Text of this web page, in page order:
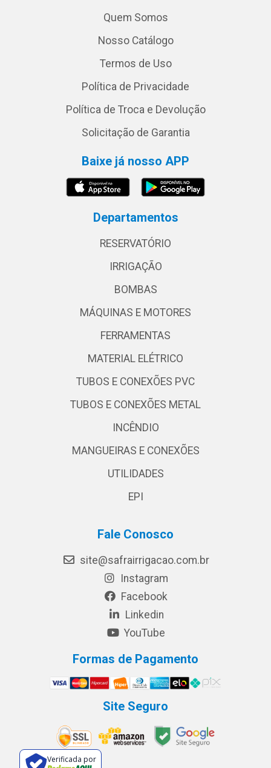
Quem Somos
Nosso Catálogo
Termos de Uso
Política de Privacidade
Política de Troca e Devolução
Solicitação de Garantia
Baixe já nosso APP
Departamentos
RESERVATÓRIO
IRRIGAÇÃO
BOMBAS
MÁQUINAS E MOTORES
FERRAMENTAS
MATERIAL ELÉTRICO
TUBOS E CONEXÕES PVC
TUBOS E CONEXÕES METAL
INCÊNDIO
MANGUEIRAS E CONEXÕES
UTILIDADES
EPI
Fale Conosco
site@safrairrigacao.com.br
Instagram
Facebook
Linkedin
YouTube
Formas de Pagamento
Site Seguro
Verificada por